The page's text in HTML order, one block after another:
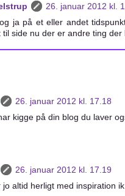
26. januar 2012 kl.
ja på et eller andet
til side nu der er andre ting der
26. januar 2012 kl. 17.18
kigge på din blog du laver
26. januar 2012 kl. 17.19
altid herligt med inspiration